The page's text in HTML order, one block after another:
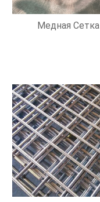
Медная Сетка